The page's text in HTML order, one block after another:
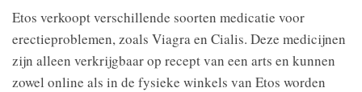
Etos verkoopt verschillende soorten medicatie voor
erectieproblemen, zoals Viagra en Cialis. Deze medicijnen
zijn alleen verkrijgbaar op recept van een arts en kunnen
zowel online als in de fysieke winkels van Etos worden